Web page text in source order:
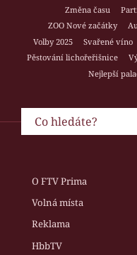
Změna času
ZOO Nové začátky
Volby 2025
Svařené víno
Pěstování lichořeřišnice
Nejlepší
O FTV Prima
Volná místa
Reklama
HbbTV